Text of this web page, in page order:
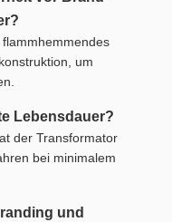
um
Lebensdauer?
der Transformator
bei minimalem
und